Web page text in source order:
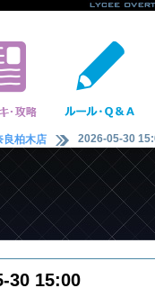
良柏木店 2026-05-30
30 15:00